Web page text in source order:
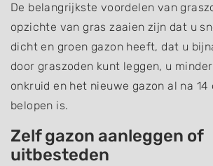
De belangrijkste voordelen van
opzichte van gras zaaien zijn dat u
dicht en groen gazon heeft, dat u
door graszoden kunt leggen, u
onkruid en het nieuwe gazon al na 14
belopen is.
Zelf gazon aanleggen of
uitbesteden